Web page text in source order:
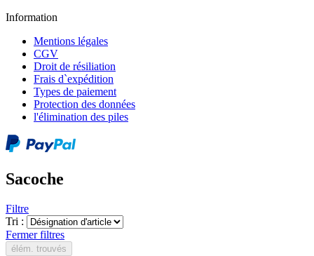
Information
Mentions légales
CGV
Droit de résiliation
Frais d`expédition
Types de paiement
Protection des données
l'élimination des piles
Sacoche
Filtre
Tri :
Fermer filtres
élém. trouvés